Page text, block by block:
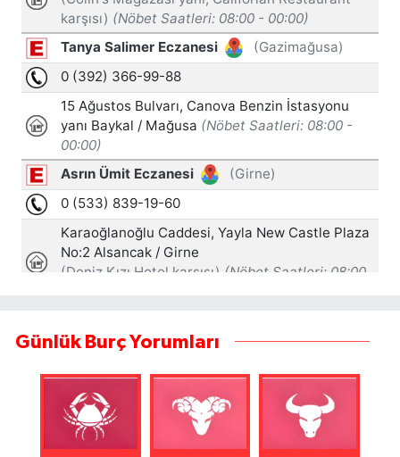
Günlük Burç Yorumları